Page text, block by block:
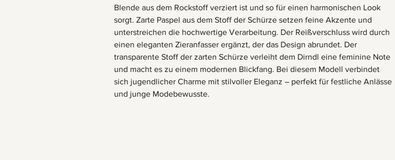
Blende aus dem Rockstoff verziert ist und so für einen harmonischen Look
sorgt. Zarte Paspel aus dem Stoff der Schürze setzen feine Akzente und
unterstreichen die hochwertige Verarbeitung. Der Reißverschluss wird durch
einen eleganten Zieranfasser ergänzt, der das Design abrundet. Der
transparente Stoff der zarten Schürze verleiht dem Dirndl eine feminine Note
und macht es zu einem modernen Blickfang. Bei diesem Modell verbindet
sich jugendlicher Charme mit stilvoller Eleganz – perfekt für festliche Anlässe
und junge Modebewusste.